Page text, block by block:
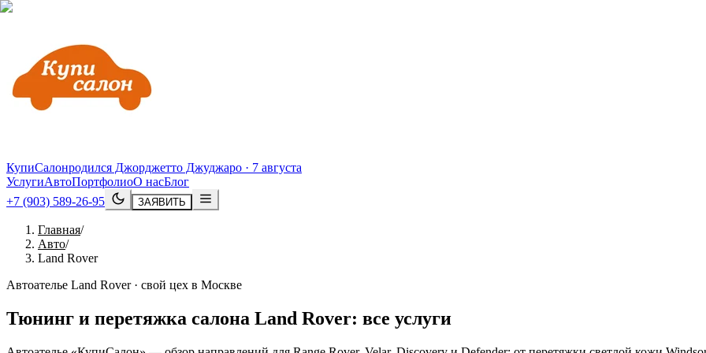
КупиСалонродился Джорджетто Джуджаро · 7 августа
УслугиАвтоПортфолиоО насБлог
+7 (903) 589-26-95
ЗАЯВИТЬ
Главная/
Авто/
Land Rover
Автоателье Land Rover · свой цех в Москве
Тюнинг и перетяжка салона Land Rover: все услуги